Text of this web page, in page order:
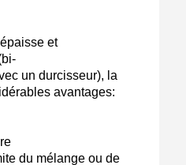
et
un durcisseur), la
avantages:
du mélange ou de